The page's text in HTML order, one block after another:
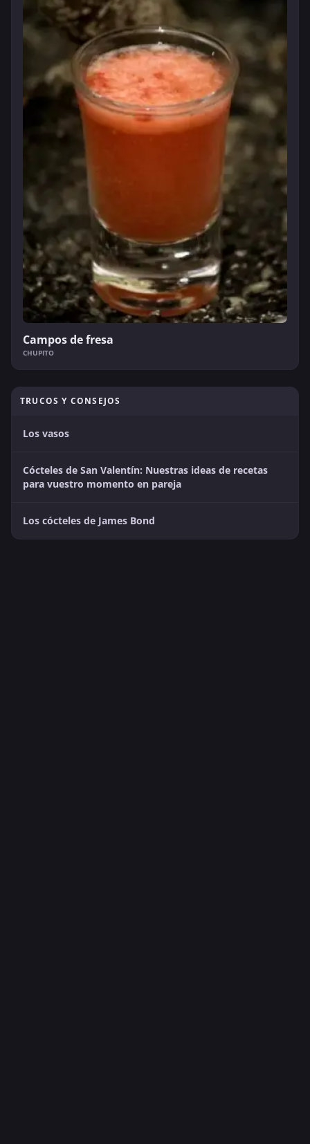
Campos de fresa
CHUPITO
TRUCOS Y CONSEJOS
Los vasos
Cócteles de San Valentín: Nuestras ideas de recetas
para vuestro momento en pareja
Los cócteles de James Bond